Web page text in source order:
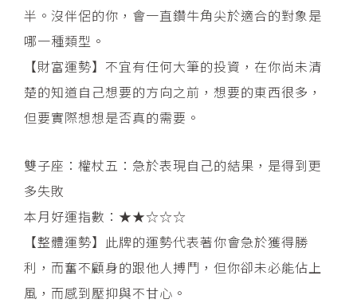
半。沒伴侶的你，會一直鑽牛角尖於適合的對象是
哪一種類型。
【財富運勢】不宜有任何大筆的投資，在你尚未清
楚的知道自己想要的方向之前，想要的東西很多，
但要實際想想是否真的需要。
雙子座：權杖五：急於表現自己的結果，是得到更
多失敗
本月好運指數：★★☆☆☆
【整體運勢】此牌的運勢代表著你會急於獲得勝
利，而奮不顧身的跟他人搏鬥，但你卻未必能佔上
風，而感到壓抑與不甘心。